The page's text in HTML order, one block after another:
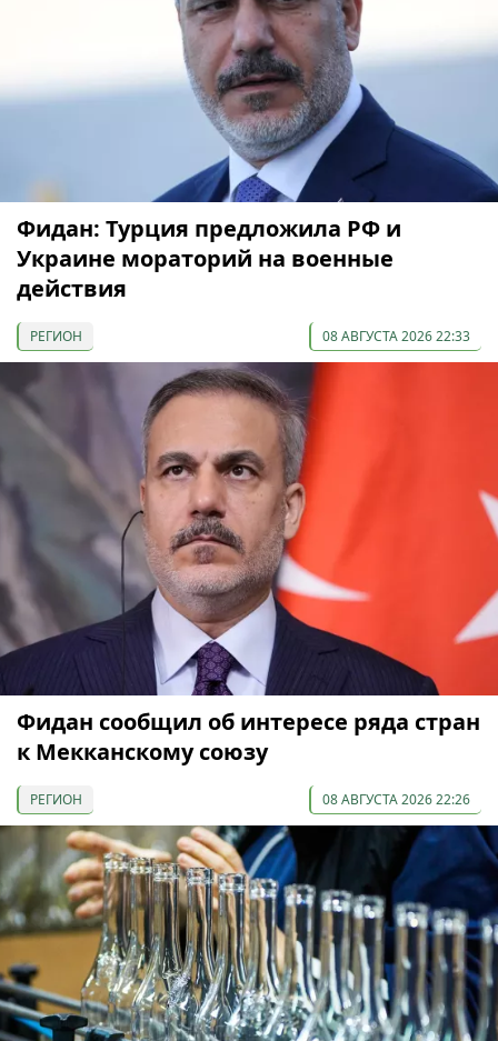
Фидан: Турция предложила РФ и
Украине мораторий на военные
действия
РЕГИОН 08 АВГУСТА 2026 22:33
Фидан сообщил об интересе ряда стран
к Мекканскому союзу
РЕГИОН 08 АВГУСТА 2026 22:26